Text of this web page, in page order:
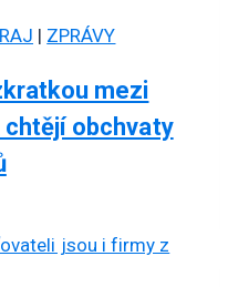
| ZPRÁVY
mezi
obchvaty